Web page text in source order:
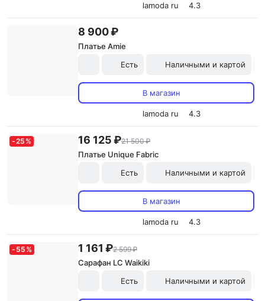
lamoda ru 4.3
8 900 ₽
Платье Amie
Есть
Наличными и картой
В магазин
lamoda ru 4.3
-25 % 16 125 ₽21 500 ₽
Платье Unique Fabric
Есть
Наличными и картой
В магазин
lamoda ru 4.3
- 55 % 1 161 ₽2 599 ₽
Сарафан LC Waikiki
Есть
Наличными и картой